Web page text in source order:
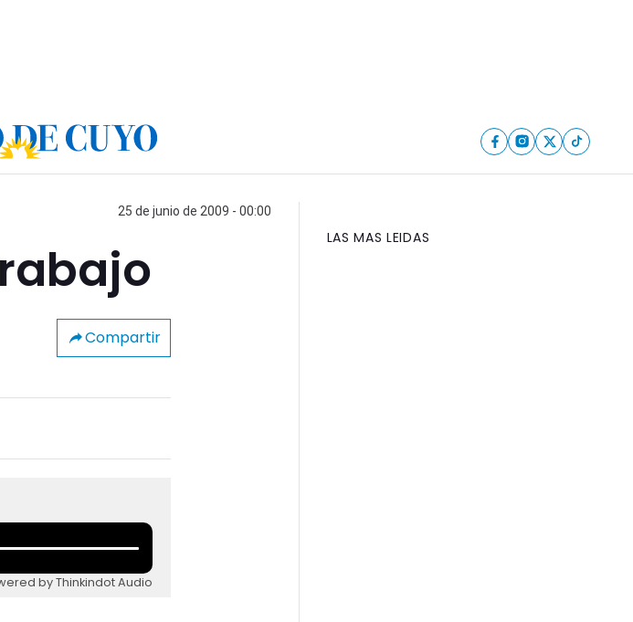
25 de junio de 2009 - 00:00
Compartir
by Thinkindot Audio
LAS MAS LEIDAS